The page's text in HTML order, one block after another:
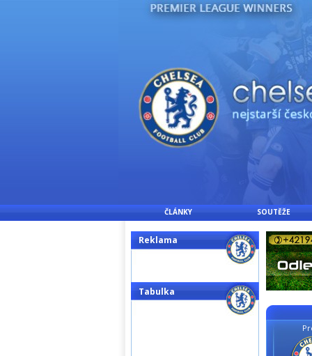
ČLÁNKY SOUTĚŽE
Reklama
Tabulka